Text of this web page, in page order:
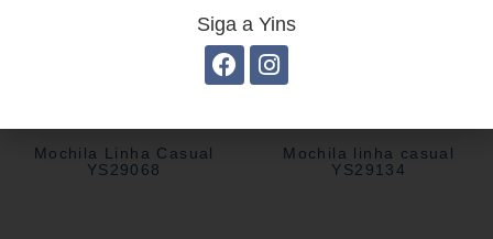
Mochila Linha Casual
YS29068
Mochila linha casual
YS29134
Siga a Yins